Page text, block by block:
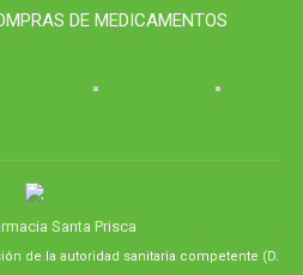
DE MEDICAMENTOS
Santa Prisca
de la autoridad sanitaria competente (D.